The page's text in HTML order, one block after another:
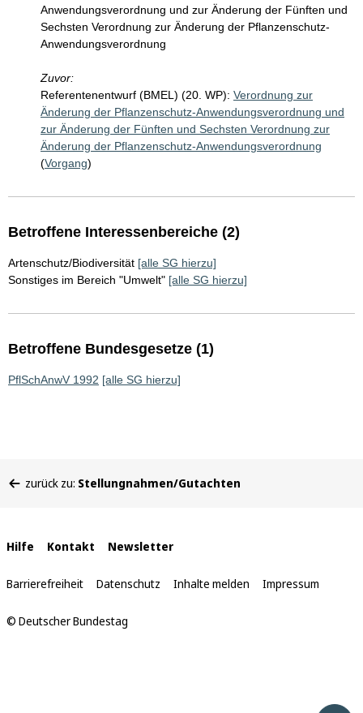
Anwendungsverordnung und zur Änderung der Fünften und
Sechsten Verordnung zur Änderung der Pflanzenschutz-
Anwendungsverordnung
Zuvor:
Referentenentwurf (BMEL) (20. WP): Verordnung zur
Änderung der Pflanzenschutz-Anwendungsverordnung und
zur Änderung der Fünften und Sechsten Verordnung zur
Änderung der Pflanzenschutz-Anwendungsverordnung
(Vorgang)
Betroffene Interessenbereiche (2)
Artenschutz/Biodiversität [alle SG hierzu]
Sonstiges im Bereich "Umwelt" [alle SG hierzu]
Betroffene Bundesgesetze (1)
PflSchAnwV 1992 [alle SG hierzu]
befinden
zurück zu: Stellungnahmen/Gutachten
Interne
Links
Hilfe Kontakt Newsletter
Barrierefreiheit Datenschutz Inhalte melden Impressum
© Deutscher Bundestag